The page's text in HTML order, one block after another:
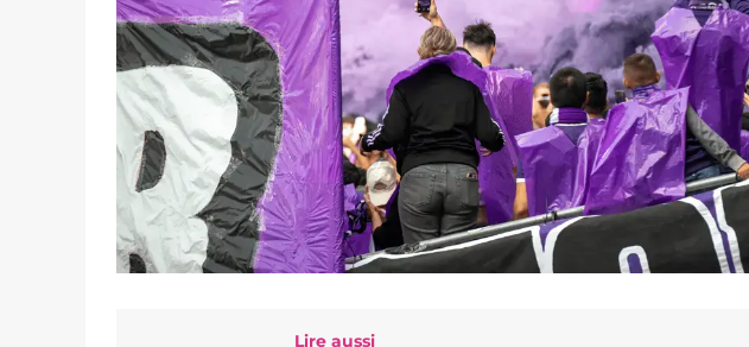
Lire aussi